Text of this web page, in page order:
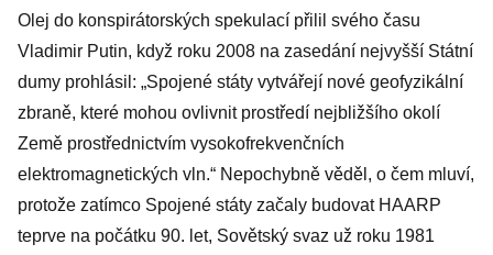
Olej do konspirátorských spekulací přilil svého času
Vladimir Putin, když roku 2008 na zasedání nejvyšší Státní
dumy prohlásil: „Spojené státy vytvářejí nové geofyzikální
zbraně, které mohou ovlivnit prostředí nejbližšího okolí
Země prostřednictvím vysokofrekvenčních
elektromagnetických vln.“ Nepochybně věděl, o čem mluví,
protože zatímco Spojené státy začaly budovat HAARP
teprve na počátku 90. let, Sovětský svaz už roku 1981